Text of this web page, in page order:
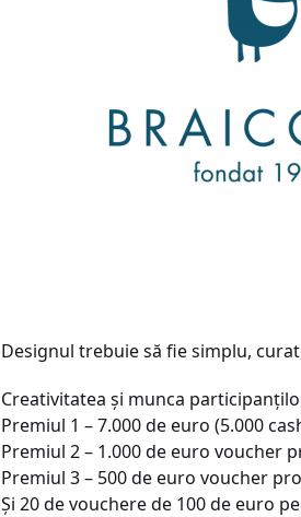
Designul trebuie să fie simplu,
Creativitatea și munca
Premiul 1 – 7.000 de euro (5.000
Premiul 2 – 1.000 de euro voucher
Premiul 3 – 500 de euro voucher
Și 20 de vouchere de 100 de euro